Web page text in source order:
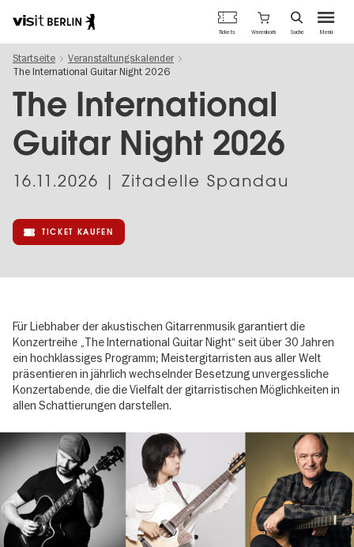
zum
Inhalt
Berlins
offizielles
Tourismusportal
Menü
Tickets Warenkorb Suche
Startseite
Veranstaltungskalender
The International Guitar Night 2026
The International
Guitar Night 2026
16.11.2026 | Zitadelle Spandau
TICKET KAUFEN
Für Liebhaber der akustischen Gitarrenmusik garantiert die
Konzertreihe „The International Guitar Night“ seit über 30 Jahren
ein hochklassiges Programm; Meistergitarristen aus aller Welt
präsentieren in jährlich wechselnder Besetzung unvergessliche
Konzertabende, die die Vielfalt der gitarristischen Möglichkeiten in
allen Schattierungen darstellen.
Image
gallery